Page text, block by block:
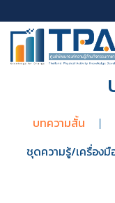
บทความสั้น
ชุดความรู้/เครื่องมื